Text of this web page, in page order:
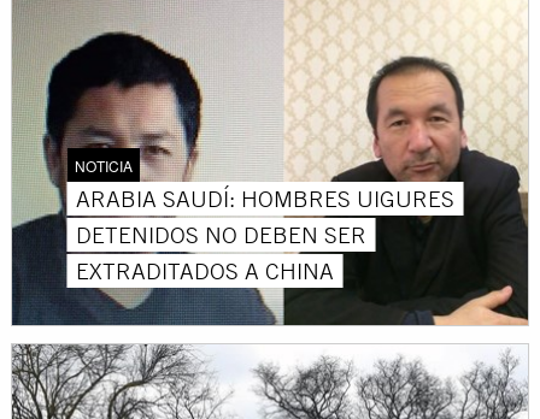
NOTICIA
ARABIA SAUDÍ: HOMBRES UIGURES
DETENIDOS NO DEBEN SER
EXTRADITADOS A CHINA